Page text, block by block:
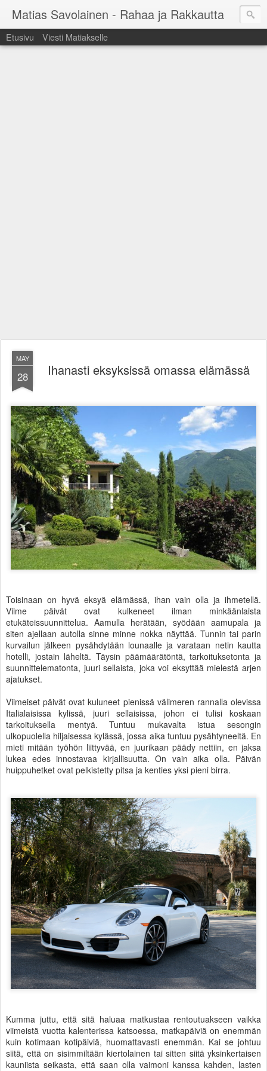
Matias Savolainen - Rahaa ja Rakkautta
Etusivu Viesti Matiakselle
MAY
28 Ihanasti eksyksissä omassa elämässä
Toisinaan on hyvä eksyä elämässä, ihan vain olla ja ihmetellä.
Viime päivät ovat kulkeneet ilman minkäänlaista
etukäteissuunnittelua. Aamulla herätään, syödään aamupala ja
siten ajellaan autolla sinne minne nokka näyttää. Tunnin tai parin
kurvailun jälkeen pysähdytään lounaalle ja varataan netin kautta
hotelli, jostain läheltä. Täysin päämäärätöntä, tarkoituksetonta ja
suunnittelematonta, juuri sellaista, joka voi eksyttää mielestä arjen
ajatukset.
Viimeiset päivät ovat kuluneet pienissä välimeren rannalla olevissa
Italialaisissa kylissä, juuri sellaisissa, johon ei tulisi koskaan
tarkoituksella mentyä. Tuntuu mukavalta istua sesongin
ulkopuolella hiljaisessa kylässä, jossa aika tuntuu pysähtyneeltä. En
mieti mitään työhön liittyvää, en juurikaan päädy nettiin, en jaksa
lukea edes innostavaa kirjallisuutta. On vain aika olla. Päivän
huippuhetket ovat pelkistetty pitsa ja kenties yksi pieni birra.
Kumma juttu, että sitä haluaa matkustaa rentoutuakseen vaikka
viimeistä vuotta kalenterissa katsoessa, matkapäiviä on enemmän
kuin kotimaan kotipäiviä, huomattavasti enemmän. Kai se johtuu
siitä, että on sisimmiltään kiertolainen tai sitten siitä yksinkertaisen
kauniista seikasta, että saan olla vaimoni kanssa kahden, lasten